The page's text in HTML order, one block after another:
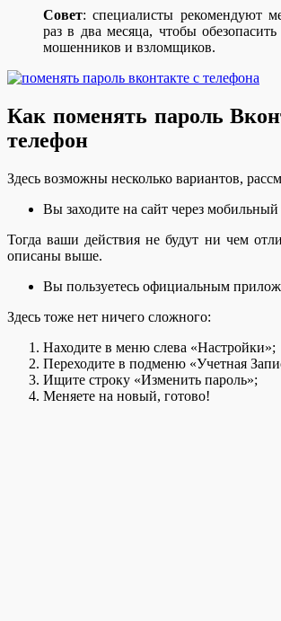
Совет: специалисты рекомендуют
раз в два месяца, чтобы
мошенников и взломщиков.
Как поменять пароль
телефон
Здесь возможны несколько вариантов,
Вы заходите на сайт через мобильный
Тогда ваши действия не будут ни чем
описаны выше.
Вы пользуетесь официальным
Здесь тоже нет ничего сложного:
Находите в меню слева «Настройки»;
Переходите в подменю «Учетная
Ищите строку «Изменить пароль»;
Меняете на новый, готово!